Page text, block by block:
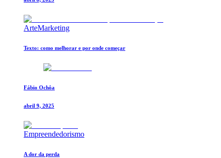
ArteMarketing
Texto: como melhorar e por onde começar
Fábio Ochôa
abril 9, 2025
Empreendedorismo
A dor da perda